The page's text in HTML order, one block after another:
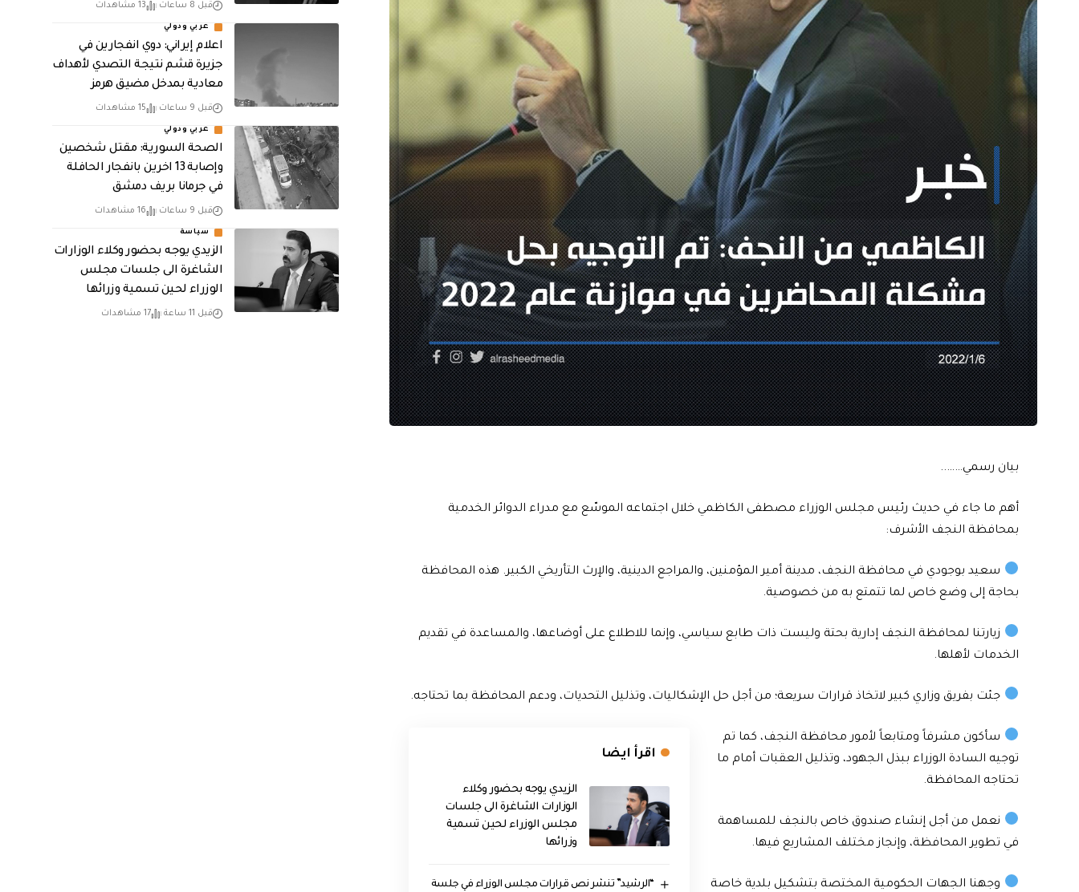
بيان رسمي……..
أهم ما جاء في حديث رئيس مجلس الوزراء مصطفى الكاظمي خلال اجتماعه الموسّع مع مدراء الدوائر الخدمية
بمحافظة النجف الأشرف:
سعيد بوجودي في محافظة النجف، مدينة أمير المؤمنين، والمراجع الدينية، والإرث التأريخي الكبير. هذه المحافظة
بحاجة إلى وضع خاص لما تتمتع به من خصوصية.
زيارتنا لمحافظة النجف إدارية بحتة وليست ذات طابع سياسي، وإنما للاطلاع على أوضاعها، والمساعدة في تقديم
الخدمات لأهلها.
جئت بفريق وزاري كبير لاتخاذ قرارات سريعة؛ من أجل حل الإشكاليات، وتذليل التحديات، ودعم المحافظة بما تحتاجه.
اقرأ ايضا
الزيدي يوجه بحضور وكلاء
الوزارات الشاغرة الى جلسات
مجلس الوزراء لحين تسمية
وزرائها
“الرشيد” تنشر نص قرارات مجلس الوزراء في جلسة
سأكون مشرفاً ومتابعاً لأمور محافظة النجف، كما تم
توجيه السادة الوزراء ببذل الجهود، وتذليل العقبات أمام ما
تحتاجه المحافظة.
نعمل من أجل إنشاء صندوق خاص بالنجف للمساهمة
في تطوير المحافظة، وإنجاز مختلف المشاريع فيها.
وجهنا الجهات الحكومية المختصة بتشكيل بلدية خاصة
قبل 8 ساعات 13 مشاهدات
عربي ودولي
اعلام إيراني: دوي انفجارين في
جزيرة قشم نتيجة التصدي لأهداف
معادية بمدخل مضيق هرمز
قبل 9 ساعات 15 مشاهدات
عربي ودولي
الصحة السورية: مقتل شخصين
وإصابة 13 اخرين بانفجار الحافلة
في جرمانا بريف دمشق
قبل 9 ساعات 16 مشاهدات
سياسة
الزيدي يوجه بحضور وكلاء الوزارات
الشاغرة الى جلسات مجلس
الوزراء لحين تسمية وزرائها
قبل 11 ساعة 17 مشاهدات